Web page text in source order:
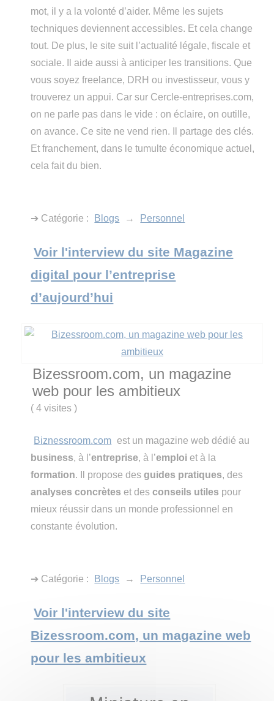
mot, il y a la volonté d’aider. Même les sujets
techniques deviennent accessibles. Et cela change
tout. De plus, le site suit l’actualité légale, fiscale et
sociale. Il aide aussi à anticiper les transitions. Que
vous soyez freelance, DRH ou investisseur, vous y
trouverez un appui. Car sur Cercle-entreprises.com,
on ne parle pas dans le vide : on éclaire, on outille,
on avance. Ce site ne vend rien. Il partage des clés.
Et franchement, dans le tumulte économique actuel,
cela fait du bien.
➔ Catégorie : Blogs → Personnel
Voir l'interview du site Magazine
digital pour l’entreprise
d’aujourd’hui
Bizessroom.com, un magazine
web pour les ambitieux
( 4 visites)
Biznessroom.com est un magazine web dédié au
business, à l’entreprise, à l’emploi et à la
formation. Il propose desguides pratiques, des
analyses concrètes et desconseils utiles pour
mieux réussir dans un monde professionnel en
constante évolution.
➔ Catégorie : Blogs → Personnel
Voir l'interview du site
Bizessroom.com, un magazine web
pour les ambitieux